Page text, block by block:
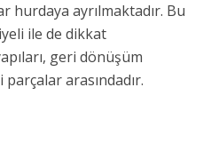
hurdaya ayrılmaktadır. Bu
ile de dikkat
geri dönüşüm
arasındadır.